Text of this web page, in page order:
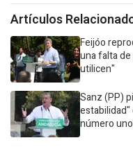
Artículos
Feijóo
una falta
utilicen"
Sanz (PP)
número